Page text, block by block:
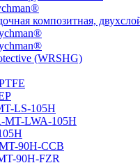
композитная,
(WRSHG)
LS-105H
MT-LWA-105H
90H-CCB
90H-FZR